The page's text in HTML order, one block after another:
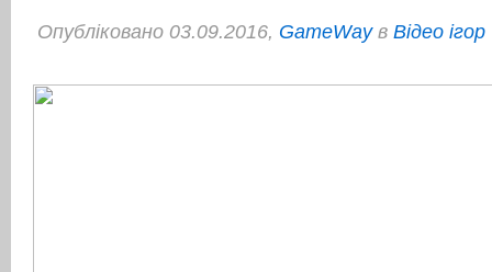
Опубліковано 03.09.2016, GameWayв Відео ігор